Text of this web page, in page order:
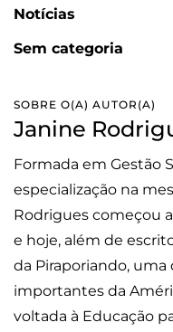
Notícias
Sem categoria
SOBRE O(A) AUTOR(A)
Janine
Formada em Gestão
especialização na
Rodrigues começou
e hoje, além de
da Piraporiando, uma
importantes da
voltada à Educação